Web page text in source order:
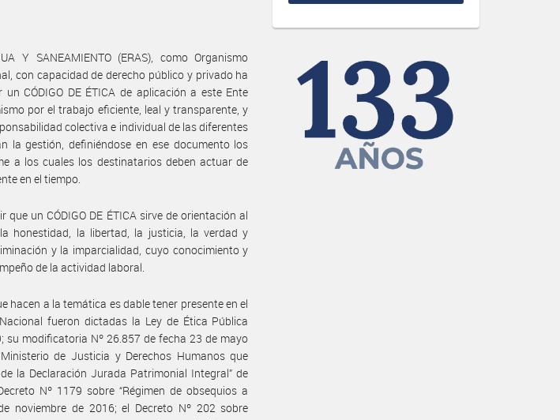
Y SANEAMIENTO (ERAS), como Organismo
con capacidad de derecho público y privado ha
CÓDIGO DE ÉTICA de aplicación a este Ente
por el trabajo eficiente, leal y transparente, y
colectiva e individual de las diferentes
la gestión, definiéndose en ese documento los
a los cuales los destinatarios deben actuar de
en el tiempo.
que un CÓDIGO DE ÉTICA sirve de orientación al
honestidad, la libertad, la justicia, la verdad y
y la imparcialidad, cuyo conocimiento y
de la actividad laboral.
hacen a la temática es dable tener presente en el
fueron dictadas la Ley de Ética Pública
su modificatoria Nº 26.857 de fecha 23 de mayo
de Justicia y Derechos Humanos que
la Declaración Jurada Patrimonial Integral” de
Nº 1179 sobre “Régimen de obsequios a
noviembre de 2016; el Decreto Nº 202 sobre